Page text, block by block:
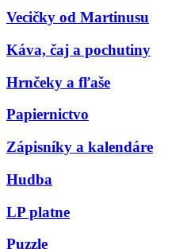
Vecičky od Martinusu
Káva, čaj a pochutiny
Hrnčeky a fľaše
Papiernictvo
Zápisníky a kalendáre
Hudba
LP platne
Puzzle